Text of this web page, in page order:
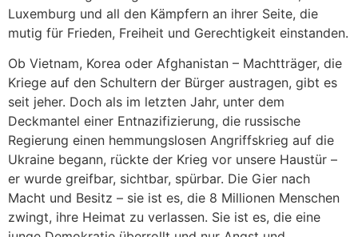
Luxemburg und all den Kämpfern an ihrer Seite, die
mutig für Frieden, Freiheit und Gerechtigkeit einstanden.
Ob Vietnam, Korea oder Afghanistan – Machtträger, die
Kriege auf den Schultern der Bürger austragen, gibt es
seit jeher. Doch als im letzten Jahr, unter dem
Deckmantel einer Entnazifizierung, die russische
Regierung einen hemmungslosen Angriffskrieg auf die
Ukraine begann, rückte der Krieg vor unsere Haustür –
er wurde greifbar, sichtbar, spürbar. Die Gier nach
Macht und Besitz – sie ist es, die 8 Millionen Menschen
zwingt, ihre Heimat zu verlassen. Sie ist es, die eine